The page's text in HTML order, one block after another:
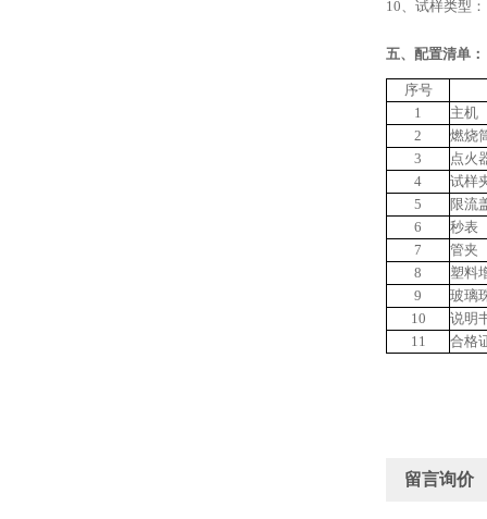
10、试样类型
五、 配置清单：
序号
1
主机
2
燃烧
3
点火
4
试样
5
限流
6
秒表
7
管夹
8
塑料
9
玻璃
10
说明
11
合格
留言询价